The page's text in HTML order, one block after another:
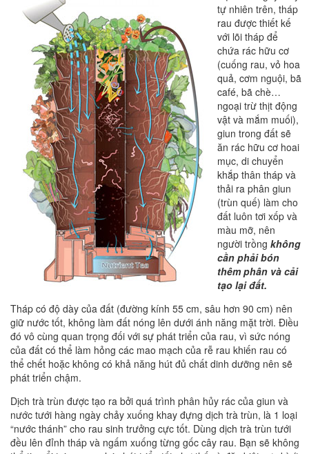
tự nhiên trên, tháp
rau được thiết kế
với lõi tháp để
chứa rác hữu cơ
(cuống rau, vỏ hoa
quả, cơm nguội, bã
café, bã chè…
ngoại trừ thịt động
vật và mắm muối),
giun trong đất sẽ
ăn rác hữu cơ hoai
mục, di chuyển
khắp thân tháp và
thải ra phân giun
(trùn quế) làm cho
đất luôn tơi xốp và
màu mỡ, nên
người trồng không
cần phải bón
thêm phân và cải
tạo lại đất.
Tháp có độ dày của đất (đường kính 55 cm, sâu hơn 90 cm) nên
giữ nước tốt, không làm đất nóng lên dưới ánh năng mặt trời. Điều
đó vô cùng quan trọng đối với sự phát triển của rau, vì sức nóng
của đất có thể làm hỏng các mao mạch của rễ rau khiến rau có
thể chết hoặc không có khả năng hút đủ chất dinh dưỡng nên sẽ
phát triển chậm.
Dịch trà trùn được tạo ra bởi quá trình phân hủy rác của giun và
nước tưới hàng ngày chảy xuống khay đựng dịch trà trùn, là 1 loại
“nước thánh” cho rau sinh trưởng cực tốt. Dùng dịch trà trùn tưới
đều lên đỉnh tháp và ngấm xuống từng gốc cây rau. Bạn sẽ không